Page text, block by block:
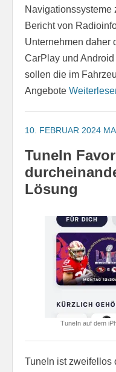
Navigationssysteme
Bericht von
Unternehmen daher
CarPlay und
sollen die im
Angebote
10. FEBRUAR 2024
TuneIn
Lösung
TuneIn auf dem
TuneIn ist zweifellos